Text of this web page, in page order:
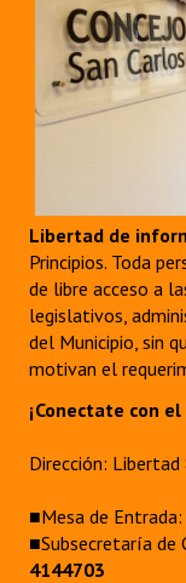
Libertad de
Principios. Toda
de libre acceso a
legislativos,
del Municipio, sin
motivan el
¡Conectate con el
Dirección: Libertad
■Mesa de Entrada:
■Subsecretaría de
4144703